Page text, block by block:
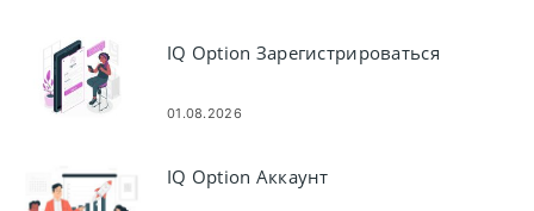
IQ Option Зарегистрироваться
01.08.2026
IQ Option Аккаунт